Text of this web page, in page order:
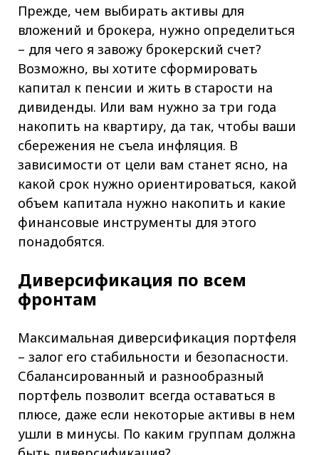
Прежде, чем выбирать активы для
вложений и брокера, нужно определиться
– для чего я завожу брокерский счет?
Возможно, вы хотите сформировать
капитал к пенсии и жить в старости на
дивиденды. Или вам нужно за три года
накопить на квартиру, да так, чтобы ваши
сбережения не съела инфляция. В
зависимости от цели вам станет ясно, на
какой срок нужно ориентироваться, какой
объем капитала нужно накопить и какие
финансовые инструменты для этого
понадобятся.
Диверсификация по всем
фронтам
Максимальная диверсификация портфеля
– залог его стабильности и безопасности.
Сбалансированный и разнообразный
портфель позволит всегда оставаться в
плюсе, даже если некоторые активы в нем
ушли в минусы. По каким группам должна